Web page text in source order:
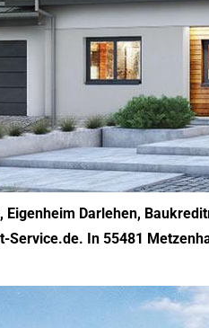
Darlehen,
Service.de. In 55481